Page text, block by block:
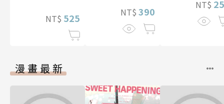
NT$ 525 NT$ 390
NT$
漫畫最新